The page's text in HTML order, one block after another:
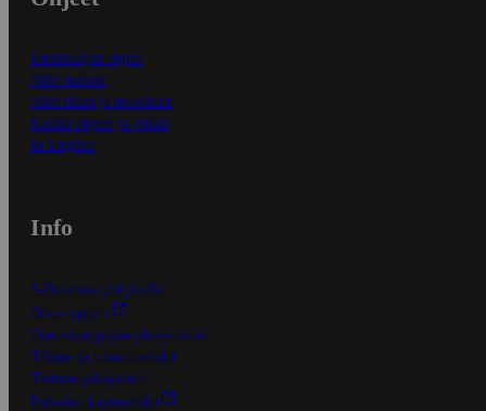
Ensitilaajan ohjeet
Näin maksat
Näin tilaat ja muokkaat
Kaikki ohjeet ja vinkit
In English
Info
S-Business yrityksille
Oiva-raportit
Osuuskauppojen yhteystiedot
Tilaus- ja toimitusehdot
Tietosuojakäytäntö
Palvelun käyttöehdot